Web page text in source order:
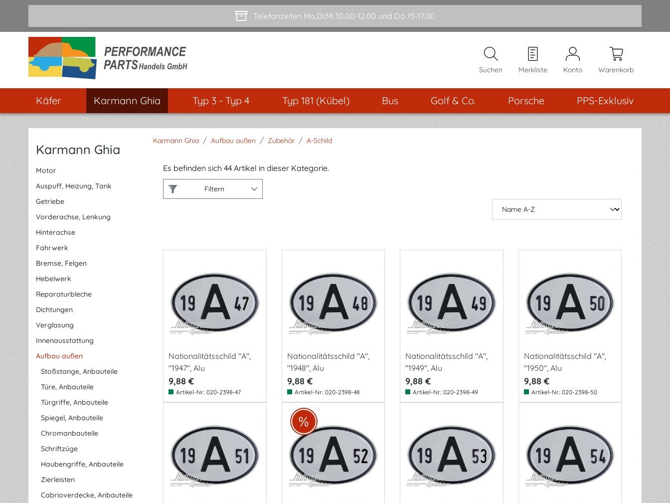
Telefonzeiten Mo,Di,Mi 10.00-12.00 und Do 15-17.00
Suchen Merkliste Konto Warenkorb
Käfer Karmann Ghia Typ 3 - Typ 4 Typ 181 (Kübel) Bus Golf & Co. Porsche PPS-Exklusiv
Karmann Ghia
Motor
Auspuff, Heizung, Tank
Getriebe
Vorderachse, Lenkung
Hinterachse
Fahrwerk
Bremse, Felgen
Hebelwerk
Reparaturbleche
Dichtungen
Verglasung
Innenausstattung
Aufbau außen
Stoßstange, Anbauteile
Türe, Anbauteile
Türgriffe, Anbauteile
Spiegel, Anbauteile
Chromanbauteile
Schriftzüge
Haubengriffe, Anbauteile
Zierleisten
Cabrioverdecke, Anbauteile
Karmann Ghia / Aufbau außen / Zubehör / A-Schild
Es befinden sich 44 Artikel in dieser Kategorie.
Filtern
Nationalitätsschild "A",
"1947", Alu
9,88 €
Artikel-Nr.: 020-2398-47
Nationalitätsschild "A",
"1948", Alu
9,88 €
Artikel-Nr.: 020-2398-48
Nationalitätsschild "A",
"1949", Alu
9,88 €
Artikel-Nr.: 020-2398-49
Nationalitätsschild "A",
"1950", Alu
9,88 €
Artikel-Nr.: 020-2398-50